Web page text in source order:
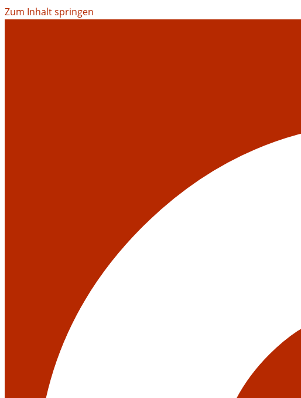
Zum Inhalt springen